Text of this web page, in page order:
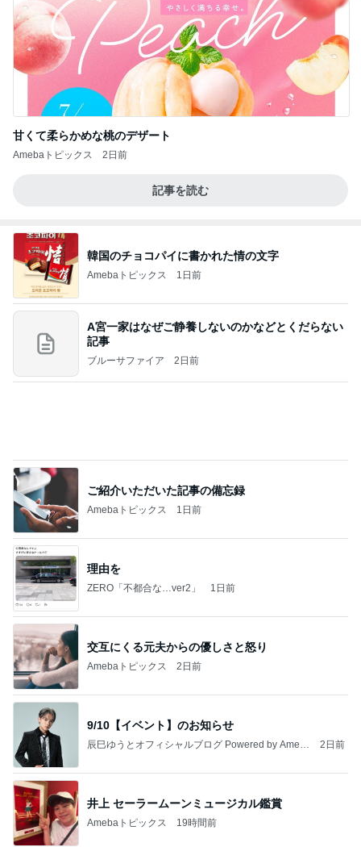
甘くて柔らかめな桃のデザート
Amebaトピックス 2日前
記事を読む
韓国のチョコパイに書かれた情の文字
Amebaトピックス 1日前
A宮一家はなぜご静養しないのかなどとくだらない
記事
ブルーサファイア 2日前
理由を
ZERO「不都合な…ver2」
交互にくる元夫からの優しさと怒り
Amebaトピックス 2日前
9/10【イベント】のお知らせ
辰巳ゆうとオフィシャルブログ Powered by Ameb
井上 セーラームーンミュージカル鑑賞
Amebaトピックス 19時間前
2026/08/02(K) 3本
何でかな？何でだろ？ 8日前